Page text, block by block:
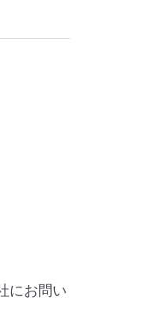
にお問い